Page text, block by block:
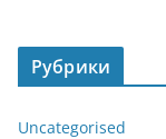
Рубрики
Uncategorised